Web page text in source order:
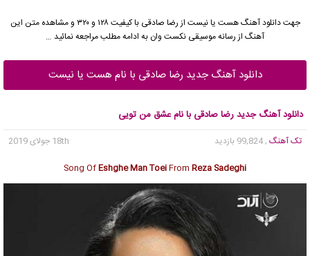
جهت دانلود آهنگ هست یا نیست از رضا صادقی
با کیفیت ۱۲۸ و ۳۲۰ و مشاهده متن این
آهنگ از رسانه موسیقی نکست وان به ادامه مطلب مراجعه نمائید …
دانلود آهنگ جدید رضا صادقی با نام هست یا نیست
دانلود آهنگ جدید رضا صادقی با نام عشق من تویی
تک آهنگ , 99,824 بازدید
18th جولای 2019
Song OfEshghe Man ToeiFrom Reza Sadeghi